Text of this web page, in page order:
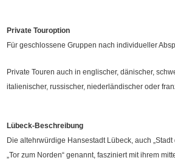
Private Touroption
Für geschlossene Gruppen nach individueller
Private Touren auch in englischer, dänischer,
italienischer, russischer, niederländischer oder
Lübeck-Beschreibung
Die altehrwürdige Hansestadt Lübeck, auch
„Tor zum Norden“ genannt, fasziniert mit ihrem